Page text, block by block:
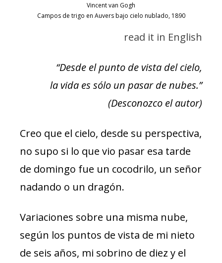
Vincent van Gogh
Campos de trigo en Auvers bajo cielo nublado, 1890
read it in English
“Desde el punto de vista del cielo,
la vida es sólo un pasar de nubes.”
(Desconozco el autor)
Creo que el cielo, desde su perspectiva,
no supo si lo que vio pasar esa tarde
de domingo fue un cocodrilo, un señor
nadando o un dragón.
Variaciones sobre una misma nube,
según los puntos de vista de mi nieto
de seis años, mi sobrino de diez y el